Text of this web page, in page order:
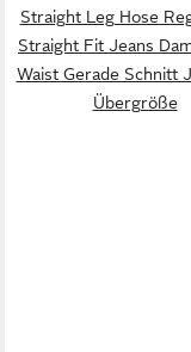
Straight Leg Hose
Straight Fit Jeans
Waist Gerade Schnitt
Übergröße